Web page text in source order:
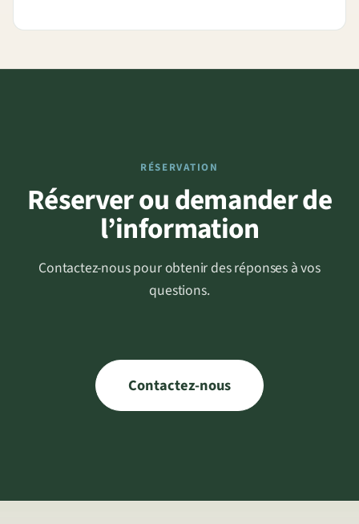
RÉSERVATION
Réserver ou demander de
l’information
Contactez-nous pour obtenir des réponses à vos
questions.
Contactez-nous